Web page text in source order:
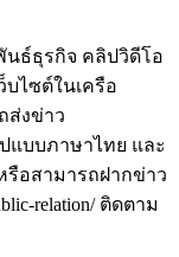
พันธ์ธุรกิจ คลิปวิดีโอ
ไซต์ในเครือ
ส่งข่าว
บบภาษาไทย และ
รือสามารถฝากข่าว
relation/ ติดตาม